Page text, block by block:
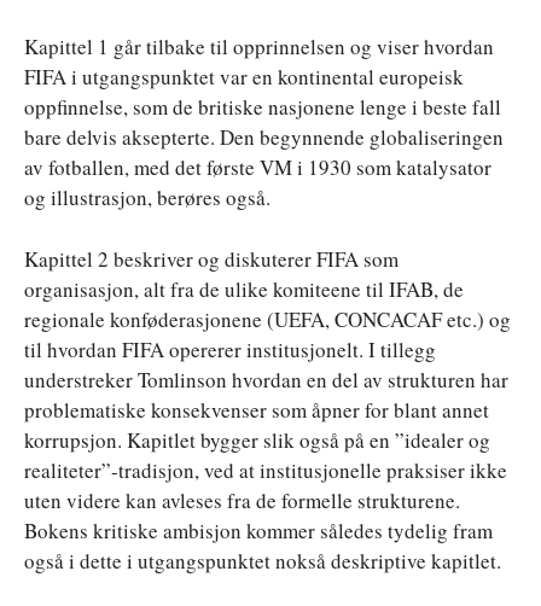
Kapittel 1 går tilbake til opprinnelsen og viser hvordan
FIFA i utgangspunktet var en kontinental europeisk
oppfinnelse, som de britiske nasjonene lenge i beste fall
bare delvis aksepterte. Den begynnende globaliseringen
av fotballen, med det første VM i 1930 som katalysator
og illustrasjon, berøres også.
Kapittel 2 beskriver og diskuterer FIFA som
organisasjon, alt fra de ulike komiteene til IFAB, de
regionale konføderasjonene (UEFA, CONCACAF etc.) og
til hvordan FIFA opererer institusjonelt. I tillegg
understreker Tomlinson hvordan en del av strukturen har
problematiske konsekvenser som åpner for blant annet
korrupsjon. Kapitlet bygger slik også på en ”idealer og
realiteter”-tradisjon, ved at institusjonelle praksiser ikke
uten videre kan avleses fra de formelle strukturene.
Bokens kritiske ambisjon kommer således tydelig fram
også i dette i utgangspunktet nokså deskriptive kapitlet.